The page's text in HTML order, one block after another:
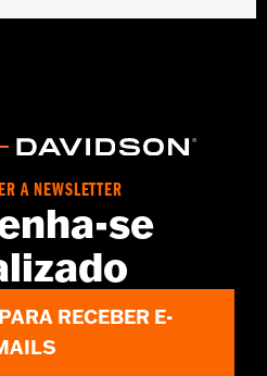
– Go towww.h-
A NEWSLETTER
se
RECEBER E-